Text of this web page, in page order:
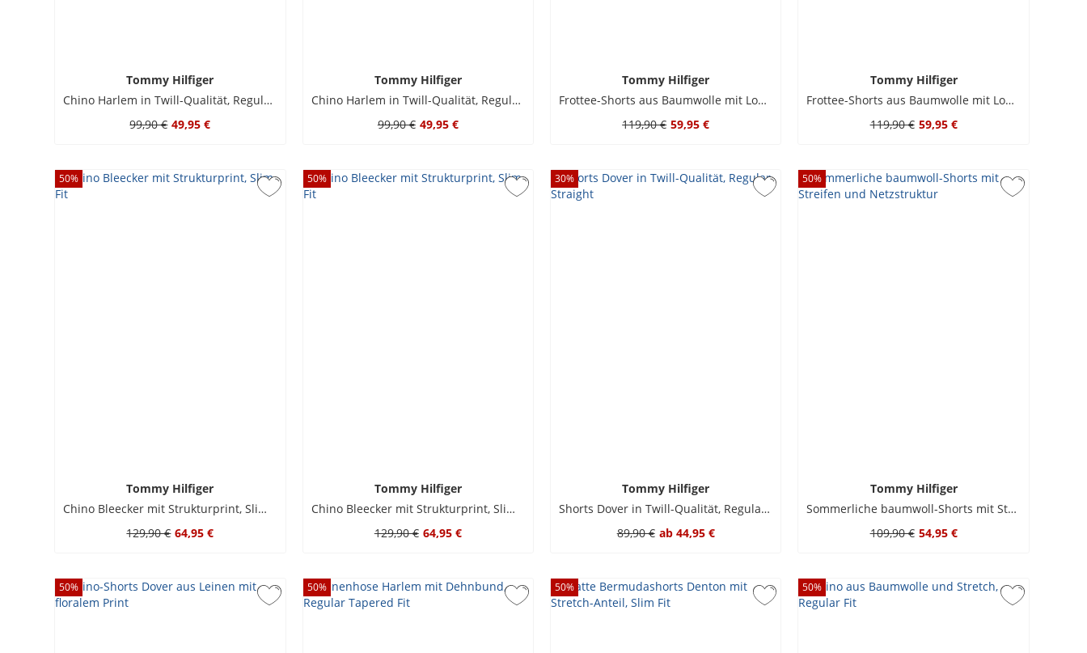
Tommy Hilfiger
Chino Harlem in Twill-Qualität, Regular Tapered Fit
99,90 € 49,95 €
Tommy Hilfiger
Chino Harlem in Twill-Qualität, Regular Tapered Fit
99,90 € 49,95 €
Tommy Hilfiger
Frottee-Shorts aus Baumwolle mit Logo-Stickerei
119,90 € 59,95 €
Tommy Hilfiger
Frottee-Shorts aus Baumwolle mit Logo-Stickerei
119,90 € 59,95 €
50%
Tommy Hilfiger
Chino Bleecker mit Strukturprint, Slim Fit
129,90 € 64,95 €
50%
Tommy Hilfiger
Chino Bleecker mit Strukturprint, Slim Fit
129,90 € 64,95 €
30%
Tommy Hilfiger
Shorts Dover in Twill-Qualität, Regular Straight
89,90 € ab 44,95 €
50%
Tommy Hilfiger
Sommerliche baumwoll-Shorts mit Streifen und Netzstruktur
109,90 € 54,95 €
50% 50% 50% 50%